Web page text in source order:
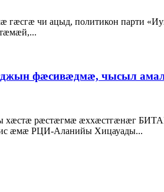
гæсгæ чи ацыд, политикон парти
фæсивæдмæ, чысыл
рæстæгмæ æххæстгæнæг
æмæ РЦИ-Аланийы Хицауады...